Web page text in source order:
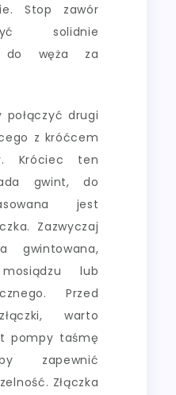
Stop zawór
solidnie
do węża za
połączyć drugi
z króćcem
Króciec ten
gwint, do
jest
Zazwyczaj
gwintowana,
lub
Przed
warto
pompy taśmę
zapewnić
Złączka